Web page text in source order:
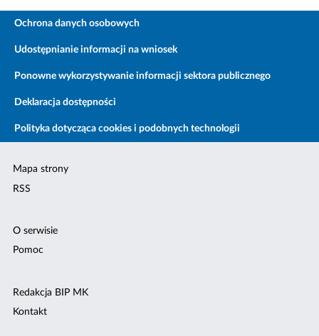
Ochrona danych osobowych
Udostępnianie informacji na wniosek
Ponowne wykorzystywanie informacji sektora publicznego
Deklaracja dostępności
Polityka dotycząca cookies i podobnych technologii
Mapa strony
RSS
O serwisie
Pomoc
Redakcja BIP MK
Kontakt